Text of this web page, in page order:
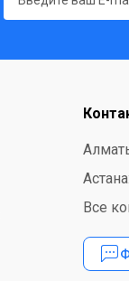
Все